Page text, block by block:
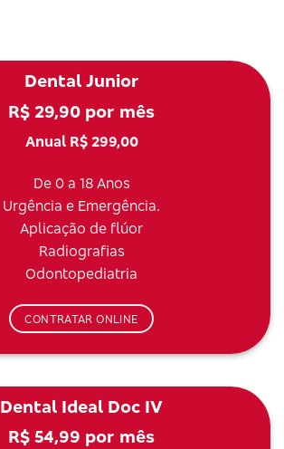
Dental Junior
R$ 29,90 por mês
Anual R$ 299,00
De 0 a 18 Anos
Urgência e Emergência.
Aplicação de flúor
Radiografias
Odontopediatria
CONTRATAR ONLINE
Dental Ideal Doc IV
R$ 54,99 por mês